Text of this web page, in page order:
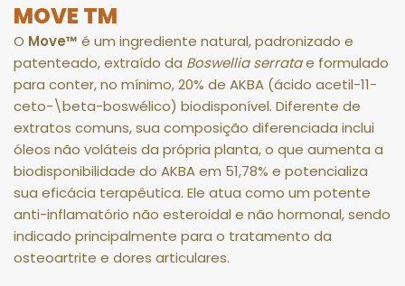
MOVE TM
O Move™ é um ingrediente natural, padronizado e
patenteado, extraído da Boswellia serratae formulado
para conter, no mínimo, 20% de AKBA (ácido acetil-11-
ceto-\beta-boswélico) biodisponível. Diferente de
extratos comuns, sua composição diferenciada inclui
óleos não voláteis da própria planta, o que aumenta a
biodisponibilidade do AKBA em 51,78% e potencializa
sua eficácia terapêutica. Ele atua como um potente
anti-inflamatório não esteroidal e não hormonal, sendo
indicado principalmente para o tratamento da
osteoartrite e dores articulares.